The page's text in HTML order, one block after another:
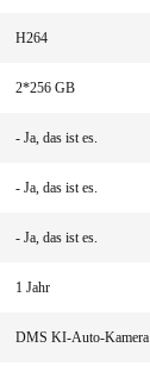
H264
2*256 GB
- Ja, das ist es.
- Ja, das ist es.
- Ja, das ist es.
1 Jahr
DMS KI-Auto-Kamera